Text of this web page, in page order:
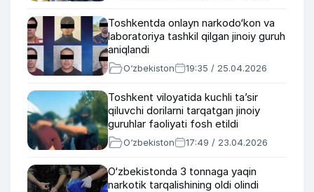
Toshkentda onlayn narkodo‘kon va
laboratoriya tashkil qilgan jinoiy guruh
aniqlandi
O‘zbekiston 19:35 / 25.04.2026
Toshkent viloyatida kuchli ta’sir
qiluvchi dorilarni tarqatgan jinoiy
guruhlar faoliyati fosh etildi
O‘zbekiston 17:49 / 23.04.2026
O‘zbekistonda 3 tonnaga yaqin
narkotik tarqalishining oldi olindi